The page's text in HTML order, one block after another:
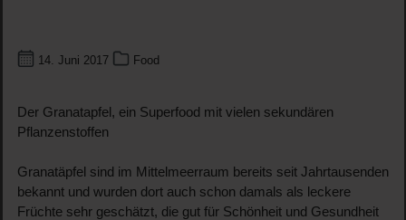
14. Juni 2017 Food
Der Granatapfel, ein Superfood mit vielen sekundären
Pflanzenstoffen
Granatäpfel sind im Mittelmeerraum bereits seit Jahrtausenden
bekannt und wurden dort auch schon damals als leckere
Früchte sehr geschätzt, die gut für Schönheit und Gesundheit